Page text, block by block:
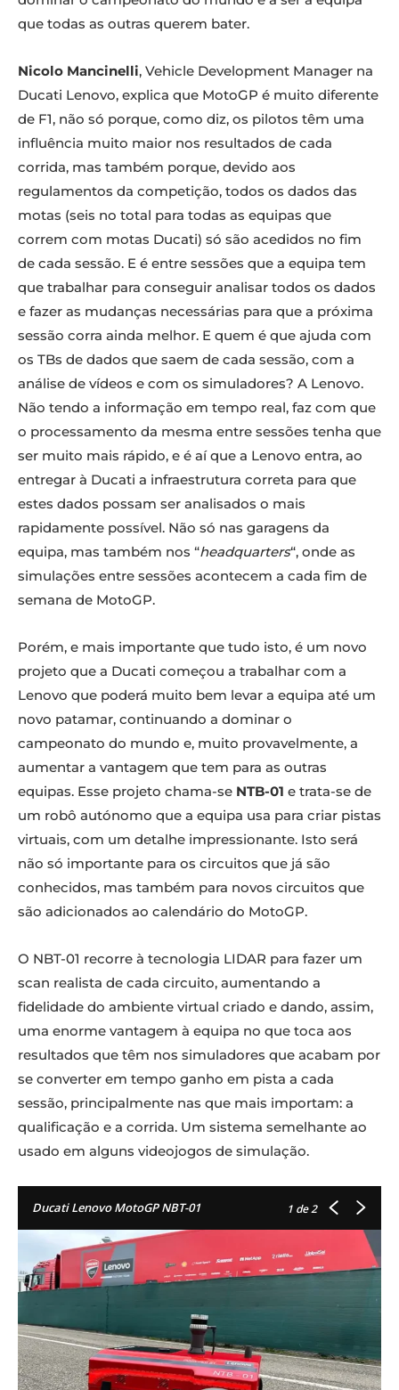
que todas as outras querem bater.
Nicolo Mancinelli, Vehicle Development Manager na
Ducati Lenovo, explica que MotoGP é muito diferente
de F1, não só porque, como diz, os pilotos têm uma
influência muito maior nos resultados de cada
corrida, mas também porque, devido aos
regulamentos da competição, todos os dados das
motas (seis no total para todas as equipas que
correm com motas Ducati) só são acedidos no fim
de cada sessão. E é entre sessões que a equipa tem
que trabalhar para conseguir analisar todos os dados
e fazer as mudanças necessárias para que a próxima
sessão corra ainda melhor. E quem é que ajuda com
os TBs de dados que saem de cada sessão, com a
análise de vídeos e com os simuladores? A Lenovo.
Não tendo a informação em tempo real, faz com que
o processamento da mesma entre sessões tenha que
ser muito mais rápido, e é aí que a Lenovo entra, ao
entregar à Ducati a infraestrutura correta para que
estes dados possam ser analisados o mais
rapidamente possível. Não só nas garagens da
equipa, mas também nos “headquarters“, onde as
simulações entre sessões acontecem a cada fim de
semana de MotoGP.
Porém, e mais importante que tudo isto, é um novo
projeto que a Ducati começou a trabalhar com a
Lenovo que poderá muito bem levar a equipa até um
novo patamar, continuando a dominar o
campeonato do mundo e, muito provavelmente, a
aumentar a vantagem que tem para as outras
equipas. Esse projeto chama-se NTB-01 e trata-se de
um robô autónomo que a equipa usa para criar pistas
virtuais, com um detalhe impressionante. Isto será
não só importante para os circuitos que já são
conhecidos, mas também para novos circuitos que
são adicionados ao calendário do MotoGP.
O NBT-01 recorre à tecnologia LIDAR para fazer um
scan realista de cada circuito, aumentando a
fidelidade do ambiente virtual criado e dando, assim,
uma enorme vantagem à equipa no que toca aos
resultados que têm nos simuladores que acabam por
se converter em tempo ganho em pista a cada
sessão, principalmente nas que mais importam: a
qualificação e a corrida. Um sistema semelhante ao
usado em alguns videojogos de simulação.
Ducati Lenovo MotoGP NBT-01 1 de 2